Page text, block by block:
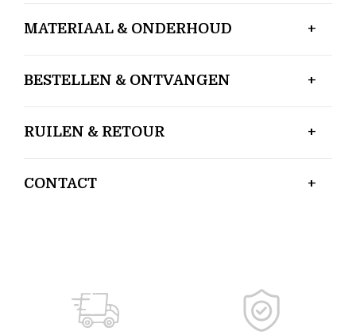
MATERIAAL & ONDERHOUD
BESTELLEN & ONTVANGEN
RUILEN & RETOUR
CONTACT